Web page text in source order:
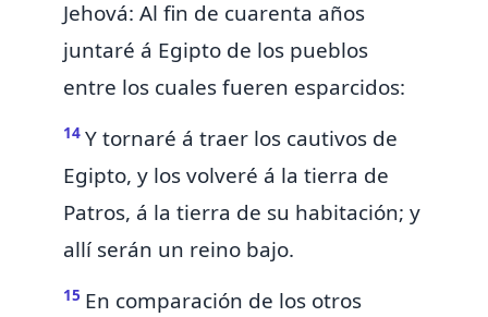
Jehová: Al fin de cuarenta años
juntaré á Egipto de los pueblos
entre los cuales fueren esparcidos:
14 Y tornaré á traer los cautivos de
Egipto, y los volveré á la tierra de
Patros, á la tierra de su habitación; y
allí serán un reino bajo.
15 En comparación de los otros